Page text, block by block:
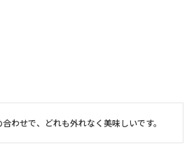
わせで、どれも外れなく美味しいです。